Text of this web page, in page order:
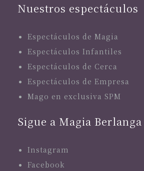
Nuestros espectáculos
Espectáculos de Magia
Espectáculos Infantiles
Espectáculos de Cerca
Espectáculos de Empresa
Mago en exclusiva SPM
Sigue a Magia Berlanga
Instagram
Facebook